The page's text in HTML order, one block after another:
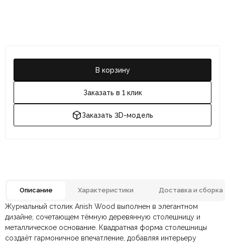
В корзину
Заказать в 1 клик
Заказать 3D-модель
Описание Характеристики Доставка и сборка
Журнальный столик Anish Wood выполнен в элегантном
дизайне, сочетающем тёмную деревянную столешницу и
металлическое основание. Квадратная форма столешницы
создаёт гармоничное впечатление, добавляя интерьеру
Материал Металл, Шпон
Цвет Хром, Черный
По всей России:отправляем через транспортную
Оплата в салоне-магазине — наличными или картой
Отзывов ещё нет. Напишите первым.